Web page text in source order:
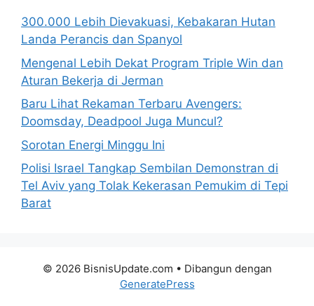
300.000 Lebih Dievakuasi, Kebakaran Hutan
Landa Perancis dan Spanyol
Mengenal Lebih Dekat Program Triple Win dan
Aturan Bekerja di Jerman
Baru Lihat Rekaman Terbaru Avengers:
Doomsday, Deadpool Juga Muncul?
Sorotan Energi Minggu Ini
Polisi Israel Tangkap Sembilan Demonstran di
Tel Aviv yang Tolak Kekerasan Pemukim di Tepi
Barat
© 2026 BisnisUpdate.com • Dibangun dengan
GeneratePress